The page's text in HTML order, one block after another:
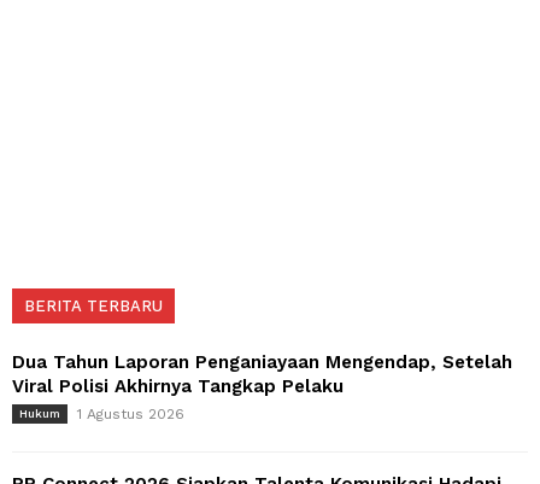
BERITA TERBARU
Dua Tahun Laporan Penganiayaan Mengendap, Setelah
Viral Polisi Akhirnya Tangkap Pelaku
Hukum 1 Agustus 2026